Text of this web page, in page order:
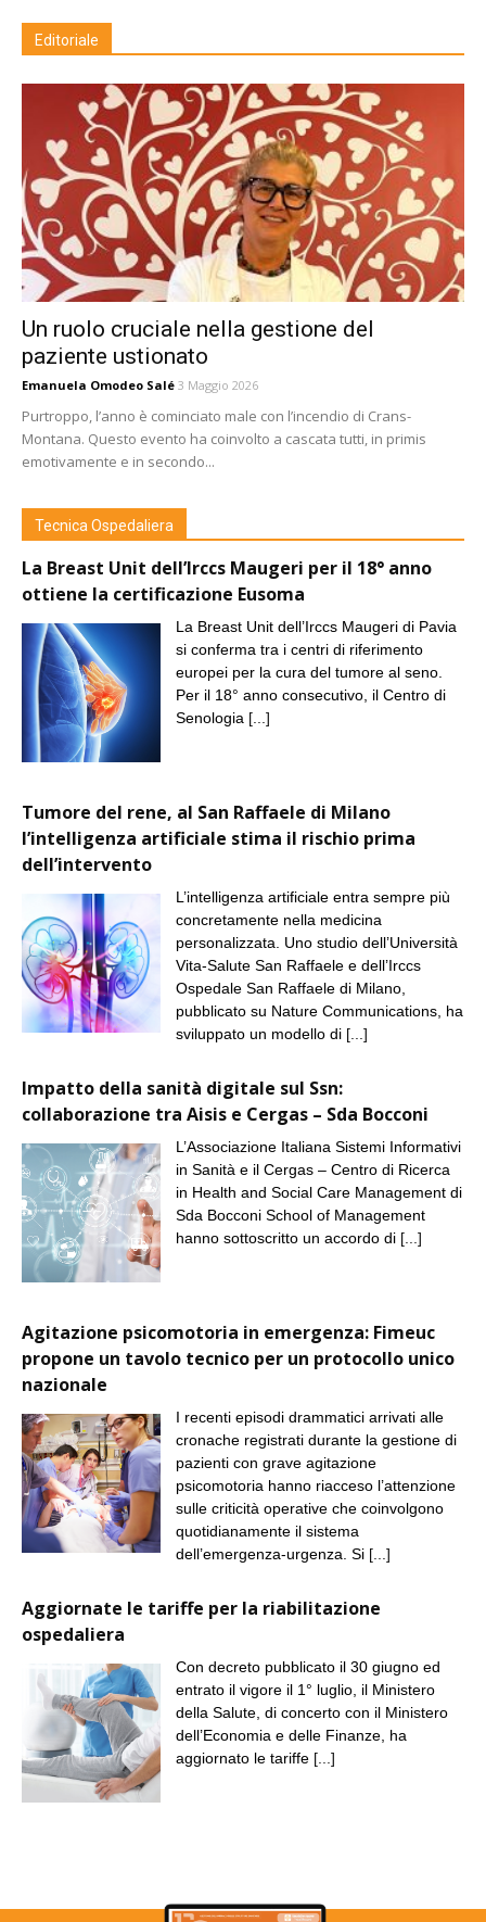
Editoriale
Un ruolo cruciale nella gestione del
paziente ustionato
Emanuela Omodeo Salé 3 Maggio 2026
Purtroppo, l’anno è cominciato male con l’incendio di Crans-
Montana. Questo evento ha coinvolto a cascata tutti, in primis
emotivamente e in secondo...
Tecnica Ospedaliera
La Breast Unit dell’Irccs Maugeri per il 18° anno
ottiene la certificazione Eusoma
La Breast Unit dell’Irccs Maugeri di Pavia
si conferma tra i centri di riferimento
europei per la cura del tumore al seno.
Per il 18° anno consecutivo, il Centro di
Senologia [...]
Tumore del rene, al San Raffaele di Milano
l’intelligenza artificiale stima il rischio prima
dell’intervento
L’intelligenza artificiale entra sempre più
concretamente nella medicina
personalizzata. Uno studio dell’Università
Vita-Salute San Raffaele e dell’Irccs
Ospedale San Raffaele di Milano,
pubblicato su Nature Communications, ha
sviluppato un modello di [...]
Impatto della sanità digitale sul Ssn:
collaborazione tra Aisis e Cergas – Sda Bocconi
L’Associazione Italiana Sistemi Informativi
in Sanità e il Cergas – Centro di Ricerca
in Health and Social Care Management di
Sda Bocconi School of Management
hanno sottoscritto un accordo di [...]
Agitazione psicomotoria in emergenza: Fimeuc
propone un tavolo tecnico per un protocollo unico
nazionale
I recenti episodi drammatici arrivati alle
cronache registrati durante la gestione di
pazienti con grave agitazione
psicomotoria hanno riacceso l’attenzione
sulle criticità operative che coinvolgono
quotidianamente il sistema
dell’emergenza-urgenza. Si [...]
Aggiornate le tariffe per la riabilitazione
ospedaliera
Con decreto pubblicato il 30 giugno ed
entrato il vigore il 1° luglio, il Ministero
della Salute, di concerto con il Ministero
dell’Economia e delle Finanze, ha
aggiornato le tariffe [...]